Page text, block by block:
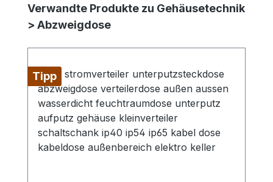
Produktgalerie überspringen
Verwandte Produkte zu Gehäusetechnik
> Abzweigdose
Tipp